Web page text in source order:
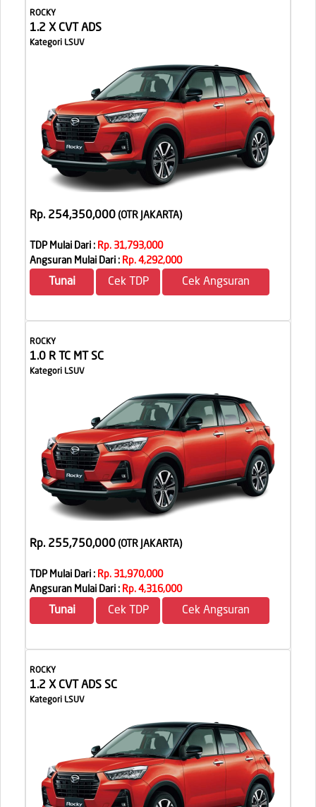
ROCKY
1.2 X CVT ADS
Kategori LSUV
Rp. 254,350,000 (OTR JAKARTA)
TDP Mulai Dari : Rp. 31,793,000
Angsuran Mulai Dari : Rp. 4,292,000
Tunai Cek TDP Cek Angsuran
ROCKY
1.0 R TC MT SC
Kategori LSUV
Rp. 255,750,000 (OTR JAKARTA)
TDP Mulai Dari : Rp. 31,970,000
Angsuran Mulai Dari : Rp. 4,316,000
Tunai Cek TDP Cek Angsuran
ROCKY
1.2 X CVT ADS SC
Kategori LSUV